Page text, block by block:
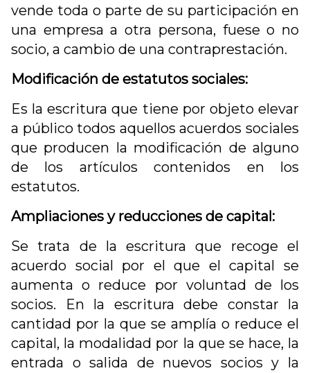
vende toda o parte de su participación en
una empresa a otra persona, fuese o no
socio, a cambio de una contraprestación.
Modificación de estatutos sociales:
Es la escritura que tiene por objeto elevar
a público todos aquellos acuerdos sociales
que producen la modificación de alguno
de los artículos contenidos en los
estatutos.
Ampliaciones y reducciones de capital:
Se trata de la escritura que recoge el
acuerdo social por el que el capital se
aumenta o reduce por voluntad de los
socios. En la escritura debe constar la
cantidad por la que se amplía o reduce el
capital, la modalidad por la que se hace, la
entrada o salida de nuevos socios y la